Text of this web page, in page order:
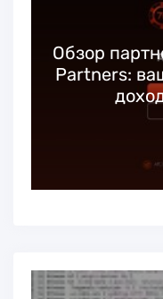
Обзор
Partners: